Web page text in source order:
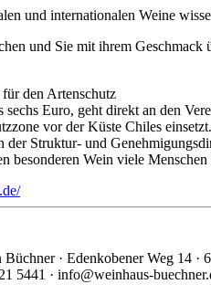
und internationalen Weine
und Sie mit ihrem Geschmack
den Artenschutz
Euro, geht direkt an den
vor der Küste Chiles einsetzt.
der Struktur- und
besonderen Wein viele
Büchner · Edenkobener Weg 14 ·
5441 · info@weinhaus-